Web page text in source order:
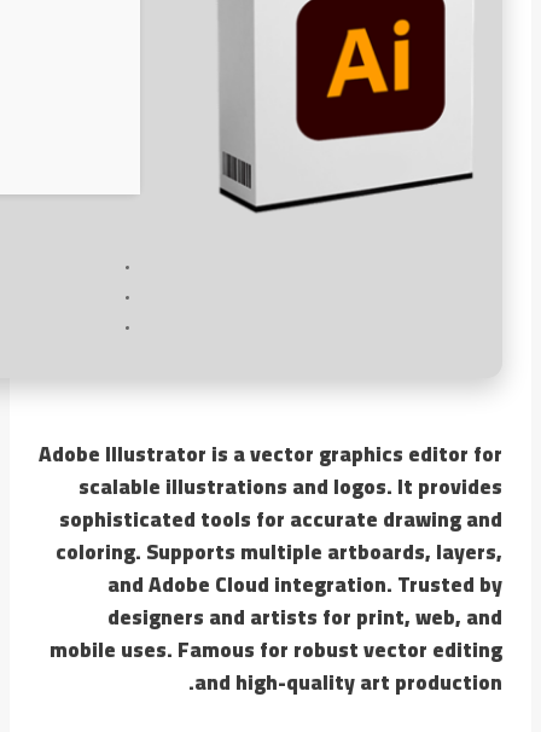
Adobe Illustrator is a vector graphics editor for
scalable illustrations and logos. It provides
sophisticated tools for accurate drawing and
coloring. Supports multiple artboards, layers,
and Adobe Cloud integration. Trusted by
designers and artists for print, web, and
mobile uses. Famous for robust vector editing
and high-quality art production.